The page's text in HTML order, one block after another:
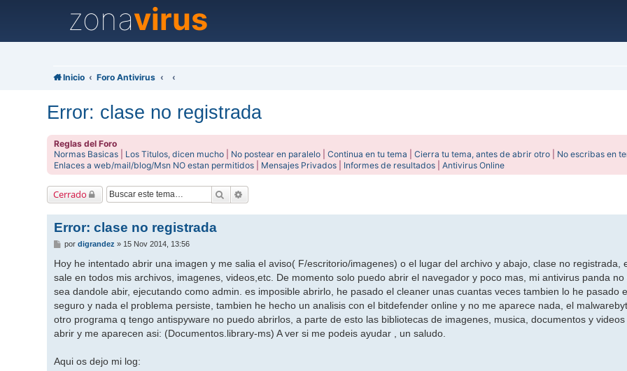
zonavirus
Inicio Foro Antivirus
Error: clase no registrada
Reglas del Foro
Normas Basicas
Los Titulos, dicen mucho No postear en paralelo |Continua en tu tema |Cierra tu tema, antes de abrir otro
No escribas en
Enlaces a web/mail/blog/Msn NO estan permitidos
Mensajes Privados Informes de resultados |Antivirus Online
Cerrado Buscar
Error: clase no registrada
M
n
a
j
e
pordigrandez » 15 Nov 2014, 13:56
Hoy he intentado abrir una imagen y me salia el aviso( F/escritorio/imagenes) o el lugar del archivo y abajo, clase no registrada,
sale en todos mis archivos, imagenes, videos,etc. De momento solo puedo abrir el navegador y poco mas, mi antivirus panda
sea dandole abir, ejecutando como admin. es imposible abrirlo, he pasado el cleaner unas cuantas veces tambien lo he pasado
seguro y nada el problema persiste, tambien he hecho un analisis con el bitdefender online y no me aparece nada, el
otro programa q tengo antispyware no puedo abrirlos, a parte de esto las bibliotecas de imagenes, musica, documentos y
abrir y me aparecen asi: (Documentos.library-ms) A ver si me podeis ayudar , un saludo.
Aqui os dejo mi log: